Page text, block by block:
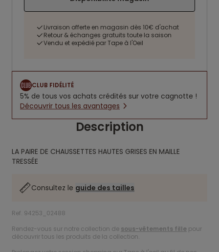
Livraison offerte en magasin dès 10€ d'achat
Retour & échanges gratuits toute la saison
Vendu et expédié par Tape à l'Oeil
CLUB FIDÉLITÉ
5% de tous vos achats crédités sur votre cagnotte !
Découvrir tous les avantages
Description
LA PAIRE DE CHAUSSETTES HAUTES GRISES EN MAILLE
TRESSÉE
Consultez le guide des tailles
Ref. 94253_02488
Rendez-vous sur notre collection de sous-vêtements fille pour
découvrir tous les produits de la collection.